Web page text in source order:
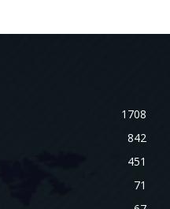
1708
842
451
71